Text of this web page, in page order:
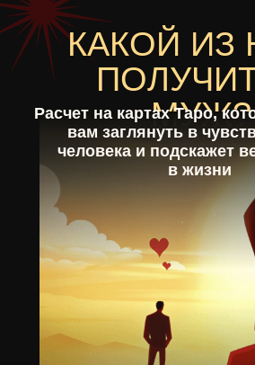
КАКОЙ ИЗ
МУЖ?
Расчет на картах Таро,
вам заглянуть в
человека и подскажет
в жизни